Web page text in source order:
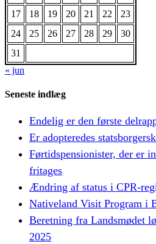
17
18 19 20 21 22
23
24
25 26 27 28 29
30
31
« jun
Seneste indlæg
Endelig er den første
Er adopteredes
Førtidspensionister, der er
fritages
Ændring af status i CPR-
Nativeland Visit Program i
Beretning fra Landsmødet
2025